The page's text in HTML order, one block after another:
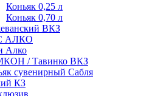
Коньяк 0,25 л
Коньяк 0,70 л
ВКЗ
АЛКО
Алко
/ Тавинко ВКЗ
сувенирный Сабля
КЗ